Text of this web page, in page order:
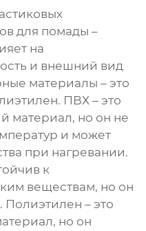
для помады –
на
и внешний вид
материалы – это
ПВХ – это
материал, но он не
и может
при нагревании.
к
веществам, но он
– это
но он